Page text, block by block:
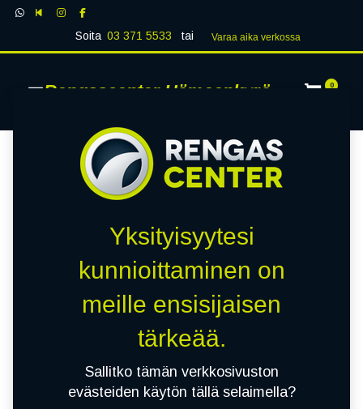
Soita 03 371 5533 tai Varaa aika verk​​​​ossa
Rengascenter Hämeenkyrö 0
Yksityisyytesi
kunnioittaminen on
meille ensisijaisen
tärkeää.
Sallitko tämän verkkosivuston
evästeiden käytön tällä selaimella?